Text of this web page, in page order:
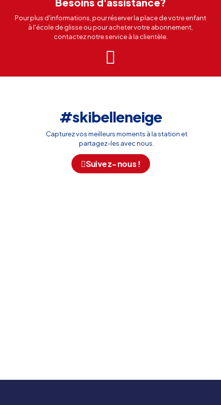
Pour plus d'informations, pour réserver la place de votre enfant
à l'école de glisse ou pour acheter votre abonnement,
contactez notre service à la clientèle.
#skibelleneige
Capturez vos meilleurs moments à la station et
partagez-les avec nous.
Suivez-nous !